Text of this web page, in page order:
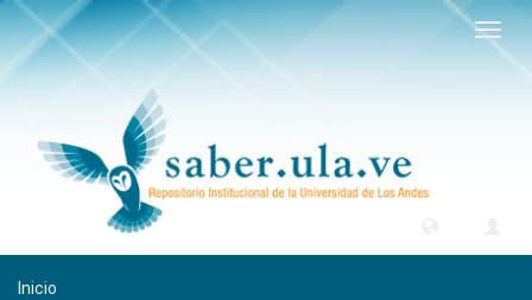
Inicio